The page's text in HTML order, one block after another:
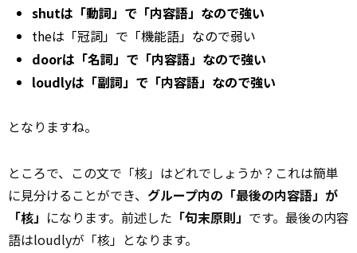
shutは「動詞」で「内容語」なので強い
theは「冠詞」で「機能語」なので弱い
doorは「名詞」で「内容語」なので強い
loudlyは「副詞」で「内容語」なので強い
となりますね。
ところで、この文で「核」はどれでしょうか？これは簡単
に見分けることができ、 グループ内の「最後の内容語」が
「核」 になります。前述した 「句末原則」 です。最後の内容
語はloudlyが「核」となります。